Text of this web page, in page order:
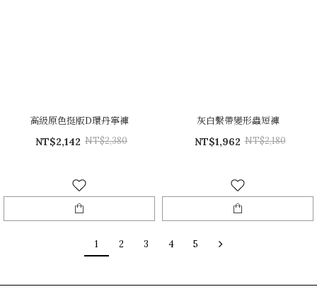
高級原色挺版D環丹寧褲
NT$2,142 NT$2,380
灰白繫帶變形蟲短褲
NT$1,962 NT$2,180
1 2 3 4 5